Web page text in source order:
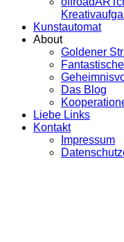
Kunstautomat
About
Goldener
Das Blog
Liebe Links
Kontakt
Impressum